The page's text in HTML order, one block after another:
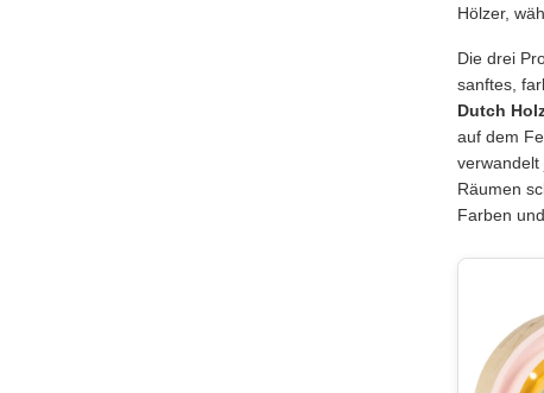
Hölzer,
Die drei
sanftes,
Dutch
auf dem
verwandelt
Räumen
Farben